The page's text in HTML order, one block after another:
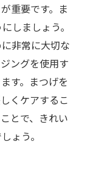
重要です。ま
しましょう。
非常に大切な
ングを使用す
す。まつげを
くケアするこ
とで、きれい
ょう。